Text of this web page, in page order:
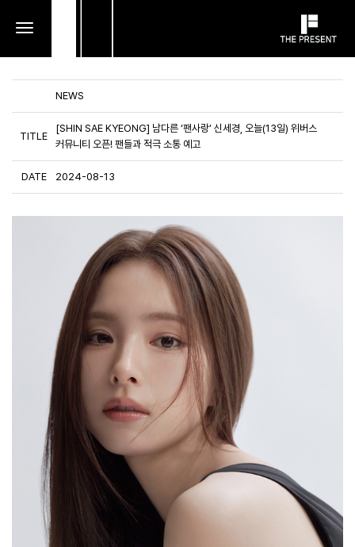
toggle
NEWS
TITLE
[SHIN SAE KYEONG] 남다른 ‘팬사랑’ 신세경, 오늘(13일) 위버스
커뮤니티 오픈! 팬들과 적극 소통 예고
DATE 2024-08-13